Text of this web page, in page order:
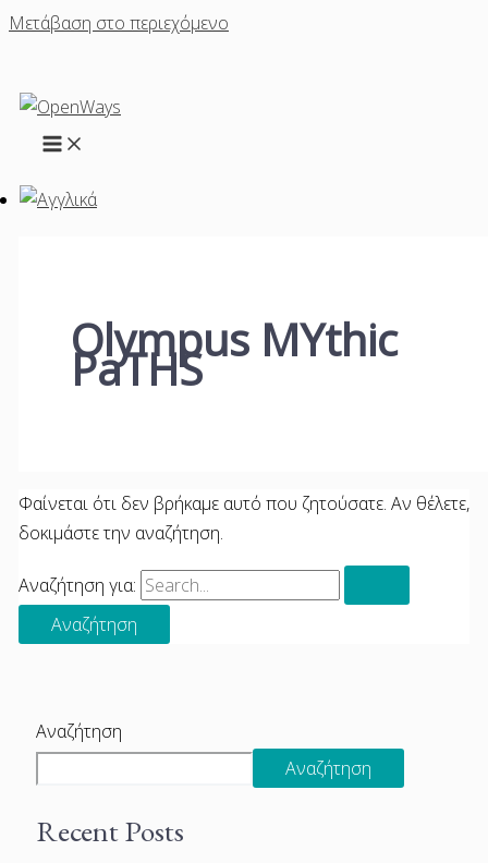
Μετάβαση στο περιεχόμενο
Olympus MYthic
PaTHS
Φαίνεται ότι δεν βρήκαμε αυτό που ζητούσατε. Αν θέλετε,
δοκιμάστε την αναζήτηση.
Αναζήτηση για:
Αναζήτηση
Αναζήτηση
Recent Posts